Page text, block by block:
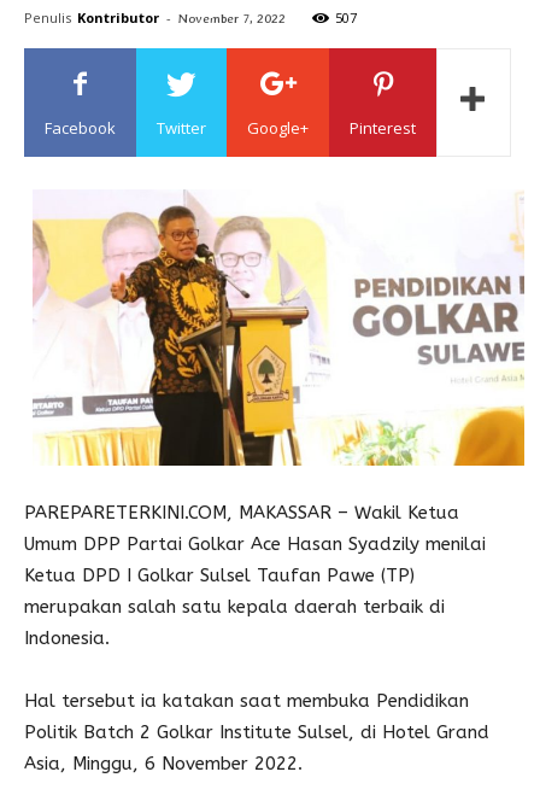
Sulawesi
Penulis Kontributor - November 7, 2022 507
Facebook Twitter Google+ Pinterest
PAREPARETERKINI.COM, MAKASSAR – Wakil Ketua
Umum DPP Partai Golkar Ace Hasan Syadzily menilai
Ketua DPD I Golkar Sulsel Taufan Pawe (TP)
merupakan salah satu kepala daerah terbaik di
Indonesia.
Hal tersebut ia katakan saat membuka Pendidikan
Politik Batch 2 Golkar Institute Sulsel, di Hotel Grand
Asia, Minggu, 6 November 2022.